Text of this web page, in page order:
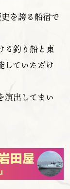
を誇る船宿で
る釣り船と東
していただけ
演出してまい